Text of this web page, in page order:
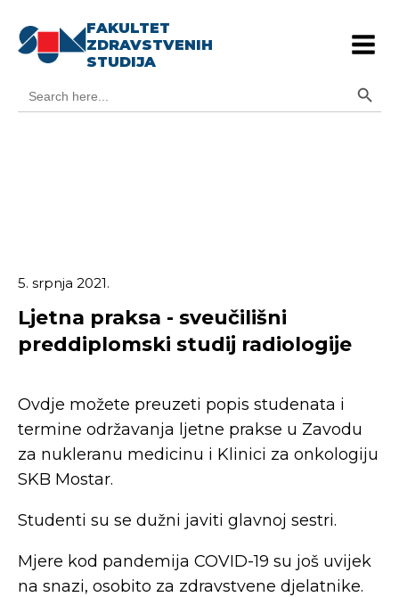
FAKULTET
ZDRAVSTVENIH
STUDIJA
for:
5. srpnja 2021.
Ljetna praksa - sveučilišni
preddiplomski studij radiologije
Ovdje možete preuzeti popis studenata i
termine održavanja ljetne prakse u Zavodu
za nukleranu medicinu i Klinici za onkologiju
SKB Mostar.
Studenti su se dužni javiti glavnoj sestri.
Mjere kod pandemija COVID-19 su još uvijek
na snazi, osobito za zdravstvene djelatnike.